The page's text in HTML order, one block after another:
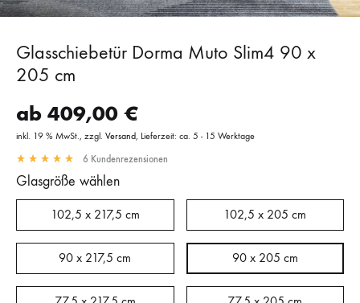
Glasschiebetür Dorma Muto Slim4 90 x
205 cm
ab 409,00 €
inkl. 19 % MwSt. zzgl. Versand Lieferzeit: ca. 5 - 15 Werktage
6 Kundenrezensionen
Glasgröße wählen
102,5 x 217,5 cm 102,5 x 205 cm
90 x 217,5 cm 90 x 205 cm